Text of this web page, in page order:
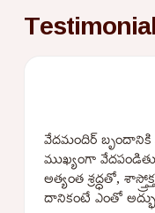
వేదమందిర్
ముఖ్యంగా
అత్యంత శ్రద్ధతో,
దానికంటే ఎంతో